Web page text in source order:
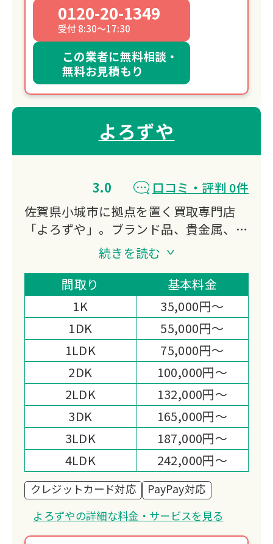
0120-20-1349
受付 8:30～17:30
この業者に無料相談・
無料お見積もり
よろずや
3.0
口コミ・評判 0件
佐賀県小城市に拠点を置く買取専門店
「よろずや」。ブランド品、貴金属、家
電、骨董品など幅広いジャンルに対応
し、専門スタッフが一点一点丁寧に査
定。ネット予約システムで24時間いつ
でも買取日時を指定でき、生前整理や断
捨離のサポートも行っています。
続きを読む
間取り
基本料金
1K
35,000円～
1DK
55,000円～
1LDK
75,000円～
2DK
100,000円～
2LDK
132,000円～
3DK
165,000円～
3LDK
187,000円～
4LDK
242,000円～
クレジットカード対応
PayPay対応
よろずやの詳細な料金・サービスを見る